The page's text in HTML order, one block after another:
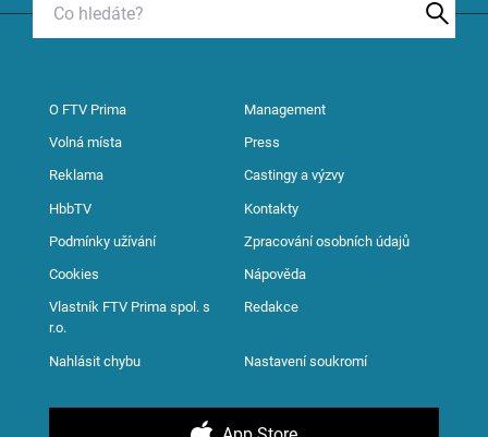
O FTV Prima Management
Volná místa Press
Reklama Castingy a výzvy
HbbTV Kontakty
Podmínky užívání Zpracování osobních údajů
Cookies Nápověda
Vlastník FTV Prima spol. s
r.o.
Redakce
Nahlásit chybu Nastavení soukromí